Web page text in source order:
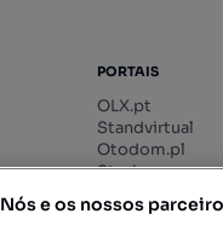
PORTAIS
OLX.pt
Standvirtual
Otodom.pl
Storia.ro
Nós e os nossos